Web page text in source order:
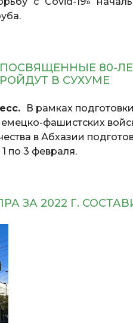
80-
В СУХУМЕ
В рамках
фашистских
в Абхазии
по 3 февраля.
ЗА 2022 Г.